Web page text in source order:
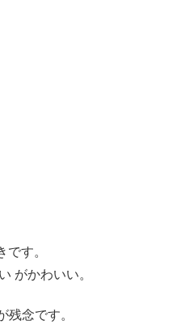
す。
がかわいい。
残念です。